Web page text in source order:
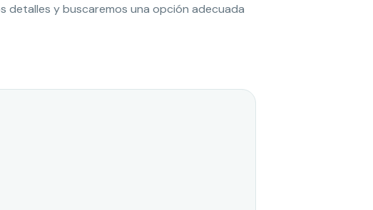
detalles y buscaremos una opción adecuada